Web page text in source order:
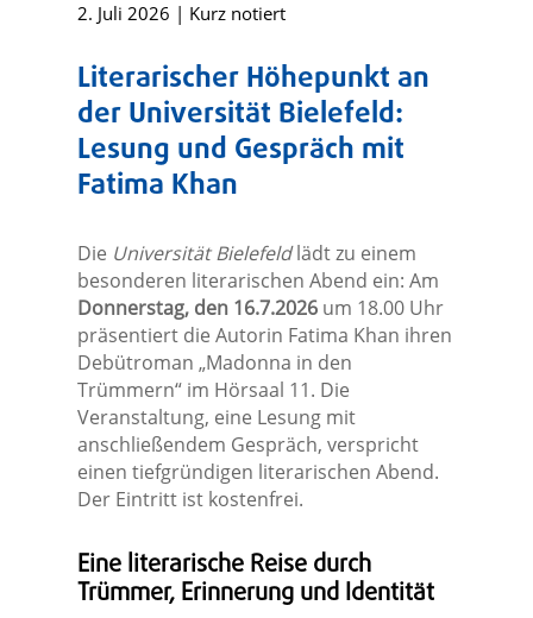
2. Juli 2026 | Kurz notiert
Literarischer Höhepunkt an
der Universität Bielefeld:
Lesung und Gespräch mit
Fatima Khan
Die Universität Bielefeldlädt zu einem
besonderen literarischen Abend ein: Am
Donnerstag, den 16.7.2026um 18.00 Uhr
präsentiert die Autorin Fatima Khan ihren
Debütroman „Madonna in den
Trümmern“ im Hörsaal 11. Die
Veranstaltung, eine Lesung mit
anschließendem Gespräch, verspricht
einen tiefgründigen literarischen Abend.
Der Eintritt ist kostenfrei.
Eine literarische Reise durch
Trümmer, Erinnerung und Identität